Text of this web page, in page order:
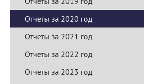
Отчеты за 2020 год
Отчеты за 2021 год
Отчеты за 2022 год
Отчеты за 2023 год